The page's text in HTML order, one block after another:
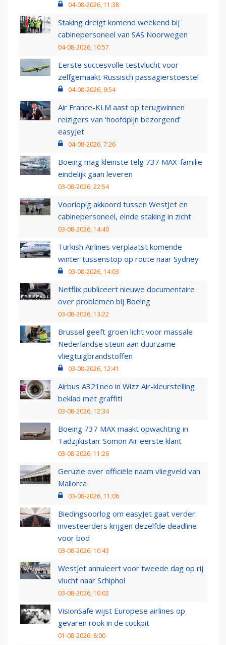
04-08-2026, 11:38
Staking dreigt komend weekend bij
cabinepersoneel van SAS Noorwegen
04-08-2026, 10:57
Eerste succesvolle testvlucht voor
zelfgemaakt Russisch passagierstoestel
04-08-2026, 9:54
Air France-KLM aast op terugwinnen
reizigers van ‘hoofdpijn bezorgend’
easyJet
04-08-2026, 7:26
Boeing mag kleinste telg 737 MAX-familie
eindelijk gaan leveren
03-08-2026, 22:54
Voorlopig akkoord tussen WestJet en
cabinepersoneel, einde staking in zicht
03-08-2026, 14:40
Turkish Airlines verplaatst komende
winter tussenstop op route naar Sydney
03-08-2026, 14:03
Netflix publiceert nieuwe documentaire
over problemen bij Boeing
03-08-2026, 13:22
Brussel geeft groen licht voor massale
Nederlandse steun aan duurzame
vliegtuigbrandstoffen
03-08-2026, 12:41
Airbus A321neo in Wizz Air-kleurstelling
beklad met graffiti
03-08-2026, 12:34
Boeing 737 MAX maakt opwachting in
Tadzjikistan: Somon Air eerste klant
03-08-2026, 11:26
Geruzie over officiële naam vliegveld van
Mallorca
03-08-2026, 11:06
Biedingsoorlog om easyJet gaat verder:
investeerders krijgen dezelfde deadline
voor bod
03-08-2026, 10:43
WestJet annuleert voor tweede dag op rij
vlucht naar Schiphol
03-08-2026, 10:02
VisionSafe wijst Europese airlines op
gevaren rook in de cockpit
01-08-2026, 8:00